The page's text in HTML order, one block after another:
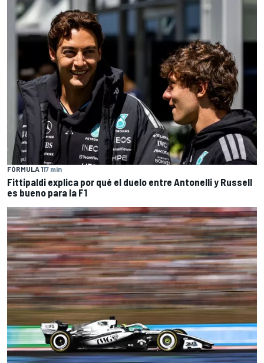
FÓRMULA 117 min
Fittipaldi explica por qué el duelo entre Antonelli y Russell
es bueno para la F1